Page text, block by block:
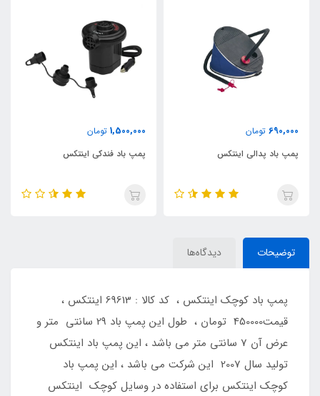
690,000 تومان
پمپ باد پدالی اینتکس
1,500,000 تومان
پمپ باد فندکی اینتکس
توضیحات دیدگاه‌ها
پمپ باد کوچک اینتکس ، کد کالا : 69613 اینتکس ،
قیمت450000 تومان ، طول این پمپ باد 29 سانتی متر و
عرض آن 7 سانتی متر می باشد ، این پمپ باد اینتکس
تولید سال 2007 این شرکت می باشد ، این پمپ باد
کوچک اینتکس برای استفاده در وسایل کوچک اینتکس